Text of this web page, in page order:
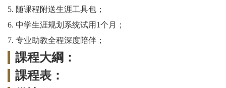
5. 随课程附送生涯工具包；
6. 中学生涯规划系统试用 1个月；
7. 专业助教全程深度陪伴；
課程大綱：
課程表：